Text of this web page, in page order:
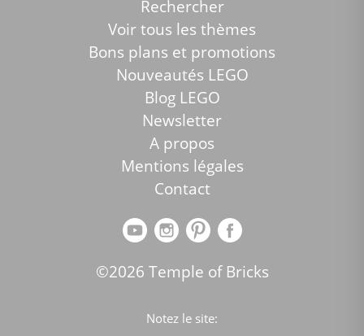
Rechercher
Voir tous les thèmes
Bons plans et promotions
Nouveautés LEGO
Blog LEGO
Newsletter
A propos
Mentions légales
Contact
©2026 Temple of Bricks
Notez le site: